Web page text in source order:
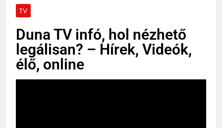
TV
Duna TV infó, hol nézhető
legálisan? – Hírek, Videók,
élő, online